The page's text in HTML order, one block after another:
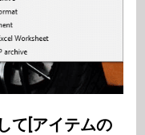
て[アイテムの